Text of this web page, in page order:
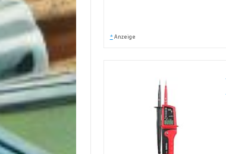
* Anzeige